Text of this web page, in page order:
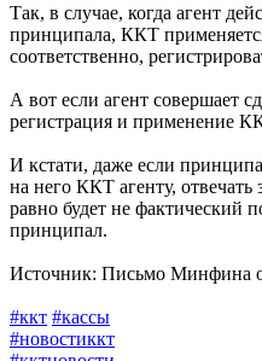
Так, в случае, когда агент
принципала, ККТ
соответственно,
А вот если агент совершает
регистрация и применение
И кстати, даже если
на него ККТ агенту, отвечать
равно будет не фактический
принципал.
Источник: Письмо Минфина
#ккт #кассы
#новостиккт